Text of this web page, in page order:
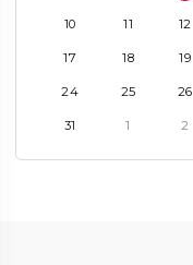
10 11 12
17 18 19
24 25 26
31 1 2